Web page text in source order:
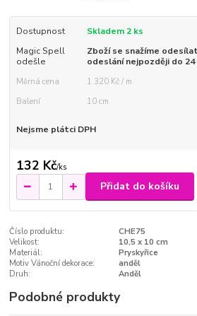
Dostupnost
Skladem 2 ks
Magic Spell
odešle
Zboží se snažíme
odeslání nejpozději do 24
Měrná cena
1 320 Kč / m
Balení
10 cm
Nejsme plátci DPH
132 Kč/ks
Přidat do košíku
Číslo produktu:
CHE75
Velikost:
10,5 x 10 cm
Materiál:
Pryskyřice
Motiv Vánoční dekorace:
anděl
Druh:
Anděl
Podobné produkty